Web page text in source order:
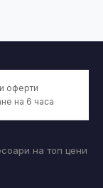
оферти
на 6 часа
на топ цени